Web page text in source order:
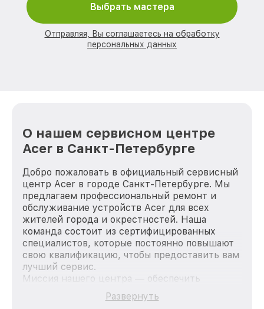
Выбрать мастера
Отправляя, Вы соглашаетесь на обработку
персональных данных
О нашем сервисном центре
Acer в Санкт-Петербурге
Добро пожаловать в официальный сервисный
центр Acer в городе Санкт-Петербурге. Мы
предлагаем профессиональный ремонт и
обслуживание устройств Acer для всех
жителей города и окрестностей. Наша
команда состоит из сертифицированных
специалистов, которые постоянно повышают
свою квалификацию, чтобы предоставить вам
лучший сервис.
Миссия нашего центра — обеспечить
качественный и доступный ремонт для
каждого пользователя продукции Acer, вне
Развернуть